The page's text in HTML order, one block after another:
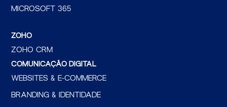
MICROSOFT 365
ZOHO
ZOHO CRM
COMUNICAÇÃO DIGITAL
WEBSITES & E-COMMERCE
BRANDING & IDENTIDADE